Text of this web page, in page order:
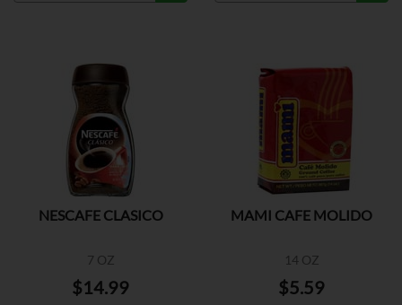
NESCAFE CLASICO
7 OZ
$14.99
MAMI CAFE MOLIDO
14 OZ
$5.59